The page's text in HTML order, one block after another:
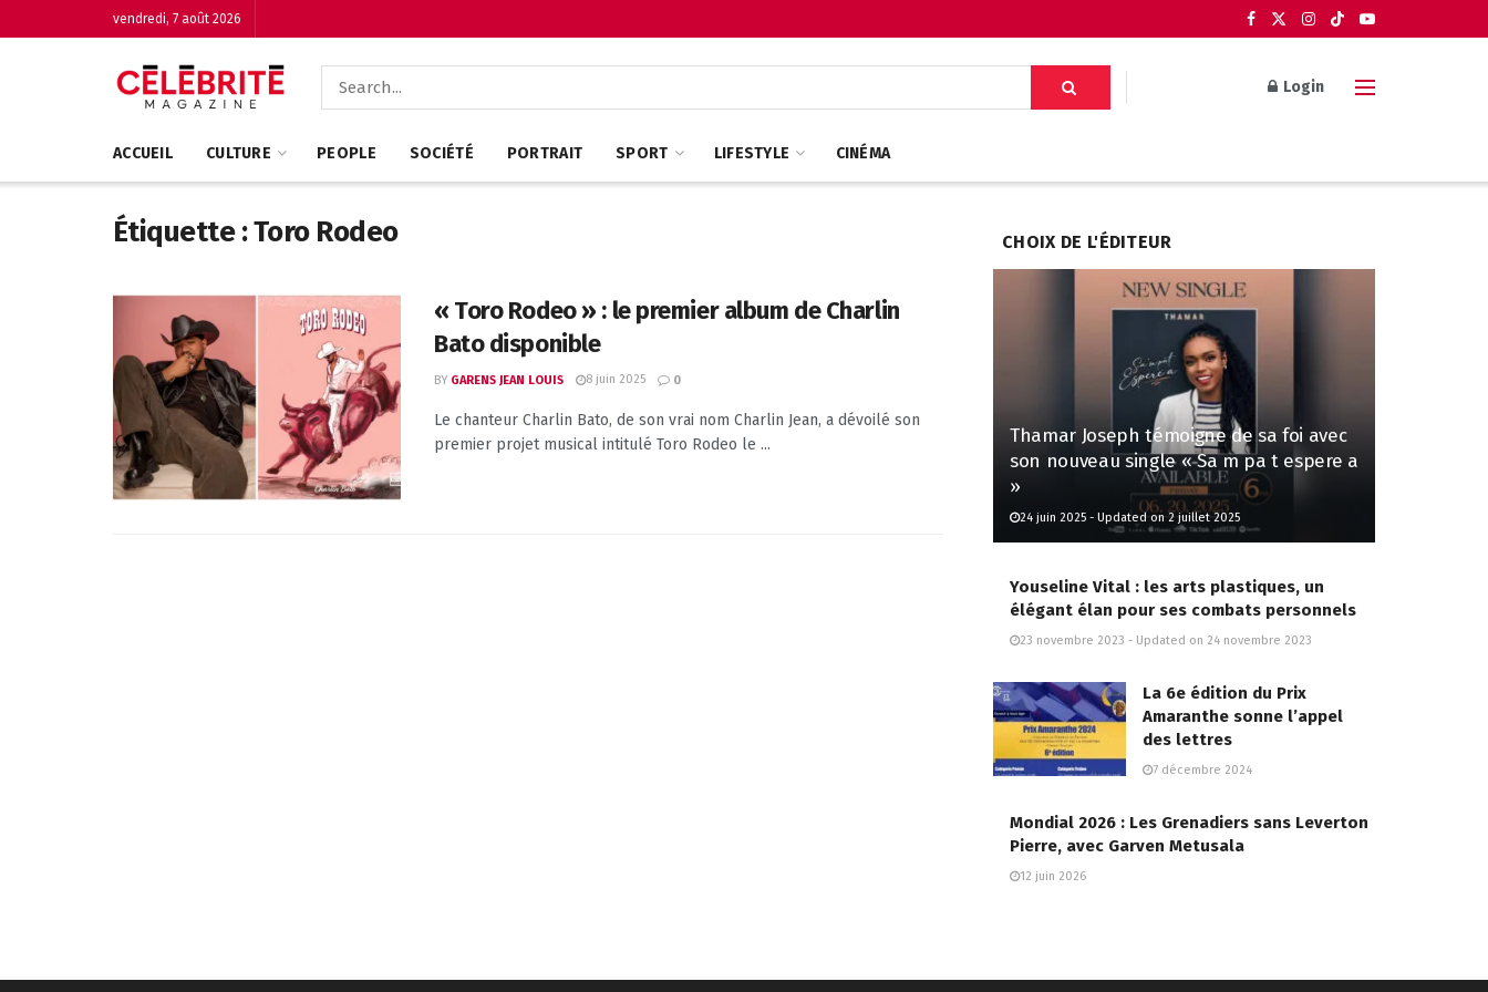
vendredi, 7 août 2026
Login
ACCUEIL CULTURE PEOPLE SOCIÉTÉ PORTRAIT SPORT LIFESTYLE CINÉMA
Étiquette :Toro Rodeo
« Toro Rodeo » : le premier album de Charlin
Bato disponible
BY GARENS JEAN LOUIS 8 juin 2025 0
Le chanteur Charlin Bato, de son vrai nom Charlin Jean, a dévoilé son
premier projet musical intitulé Toro Rodeo le ...
CHOIX DE L'ÉDITEUR
Thamar Joseph témoigne de sa foi avec
son nouveau single « Sa m pa t espere a
»
24 juin 2025 - Updated on 2 juillet 2025
Youseline Vital : les arts plastiques, un
élégant élan pour ses combats personnels
23 novembre 2023 - Updated on 24 novembre 2023
La 6e édition du Prix
Amaranthe sonne l’appel
des lettres
7 décembre 2024
Mondial 2026 : Les Grenadiers sans Leverton
Pierre, avec Garven Metusala
12 juin 2026